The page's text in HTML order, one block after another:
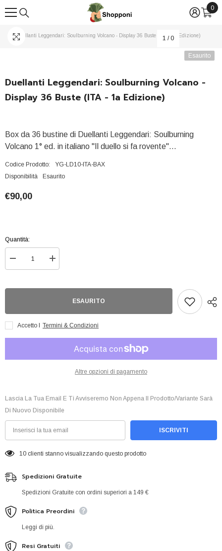
VAI DIRETTAMENTE AI CONTENUTI 0
0
Duellanti Leggendari: Soulburning Volcano - Display 36 Buste (ITA - 1a Edizione)
Esaurito
1 / 0
Duellanti Leggendari: Soulburning Volcano -
Display 36 Buste (ITA - 1a Edizione)
Box da 36 bustine di Duellanti Leggendari: Soulburning
Volcano 1° ed. in italiano "Il duello si fa rovente"...
Codice Prodotto:
YG-LD10-ITA-BAX
Disponibilità
Esaurito
€90,00
Quantità:
Diminuisci
quantità
-
Display
36
Buste
1a
Aumenta
quantità
Soulburning
-
Display
36
Buste
1a
ESAURITO
Accetto I Termini & Condizioni
Altre opzioni di pagamento
Lascia La Tua Email E Ti Avviseremo Non Appena Il Prodotto/variante Sarà
Di Nuovo Disponibile
ISCRIVITI
10 clienti stanno visualizzando questo prodotto
Spedizioni Gratuite
Spedizioni Gratuite con ordini superiori a 149 €
Politica Preordini
Leggi di più.
Resi Gratuiti